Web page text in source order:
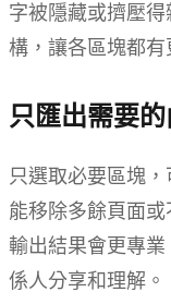
字被隱藏或擠壓
構，讓各區塊都有
只匯出需要
只選取必要區塊
能移除多餘頁面
輸出結果會更專
係人分享和理解。